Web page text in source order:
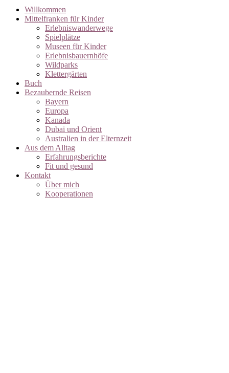
Willkommen
Mittelfranken für Kinder
Erlebniswanderwege
Spielplätze
Museen für Kinder
Erlebnisbauernhöfe
Wildparks
Klettergärten
Buch
Bezaubernde Reisen
Bayern
Europa
Kanada
Dubai und Orient
Australien in der Elternzeit
Aus dem Alltag
Erfahrungsberichte
Fit und gesund
Kontakt
Über mich
Kooperationen